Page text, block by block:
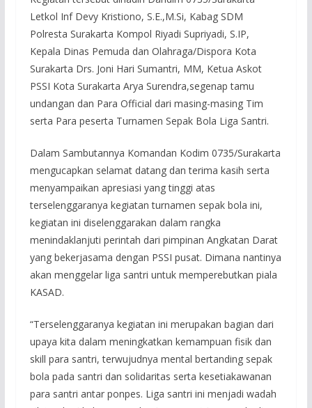
Letkol Inf Devy Kristiono, S.E.,M.Si, Kabag SDM
Polresta Surakarta Kompol Riyadi Supriyadi, S.IP,
Kepala Dinas Pemuda dan Olahraga/Dispora Kota
Surakarta Drs. Joni Hari Sumantri, MM, Ketua Askot
PSSI Kota Surakarta Arya Surendra,segenap tamu
undangan dan Para Official dari masing-masing Tim
serta Para peserta Turnamen Sepak Bola Liga Santri.
Dalam Sambutannya Komandan Kodim 0735/Surakarta
mengucapkan selamat datang dan terima kasih serta
menyampaikan apresiasi yang tinggi atas
terselenggaranya kegiatan turnamen sepak bola ini,
kegiatan ini diselenggarakan dalam rangka
menindaklanjuti perintah dari pimpinan Angkatan Darat
yang bekerjasama dengan PSSI pusat. Dimana nantinya
akan menggelar liga santri untuk memperebutkan piala
KASAD.
“Terselenggaranya kegiatan ini merupakan bagian dari
upaya kita dalam meningkatkan kemampuan fisik dan
skill para santri, terwujudnya mental bertanding sepak
bola pada santri dan solidaritas serta kesetiakawanan
para santri antar ponpes. Liga santri ini menjadi wadah